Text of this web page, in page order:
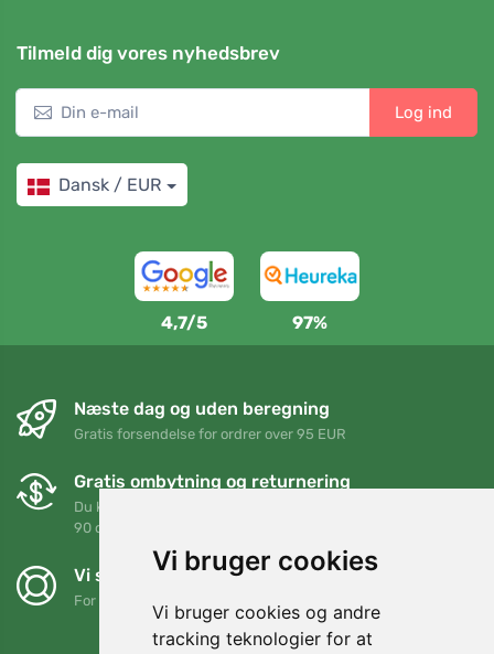
Vi bruger cookies
Vi bruger cookies og andre
tracking teknologier for at
Tilmeld dig vores nyhedsbrev
Log ind
Dansk / EUR
4,7/5 97%
Næste dag og uden beregning
Gratis forsendelse for ordrer over 95 EUR
Gratis ombytning og returnering
Du kan returnere eller bytte din ordre når som helst inden for
90 dage
Vi støtter Trees.org
For hver ordre planter vi et træ! Læs mere